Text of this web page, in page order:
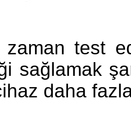
test
sağlamak
daha